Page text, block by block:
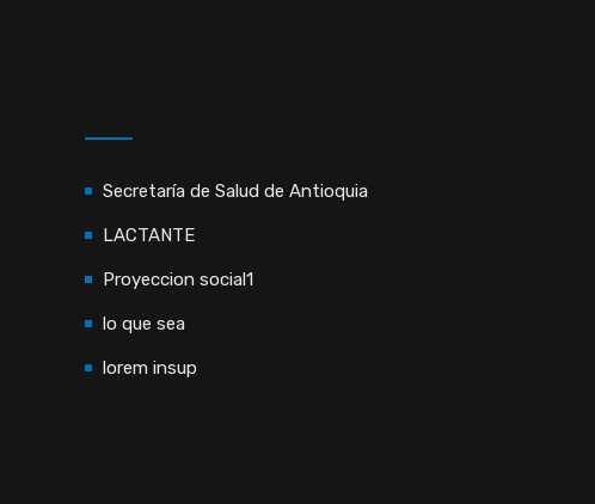
Secretaría de Salud de Antioquia
LACTANTE
Proyeccion social1
lo que sea
lorem insup